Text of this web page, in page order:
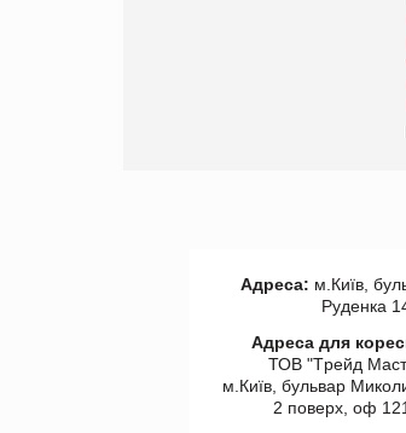
Адреса: м.Київ,
Руденка
Адреса для
ТОВ "Tрейд
м.Київ, бульвар
2 поверх, оф